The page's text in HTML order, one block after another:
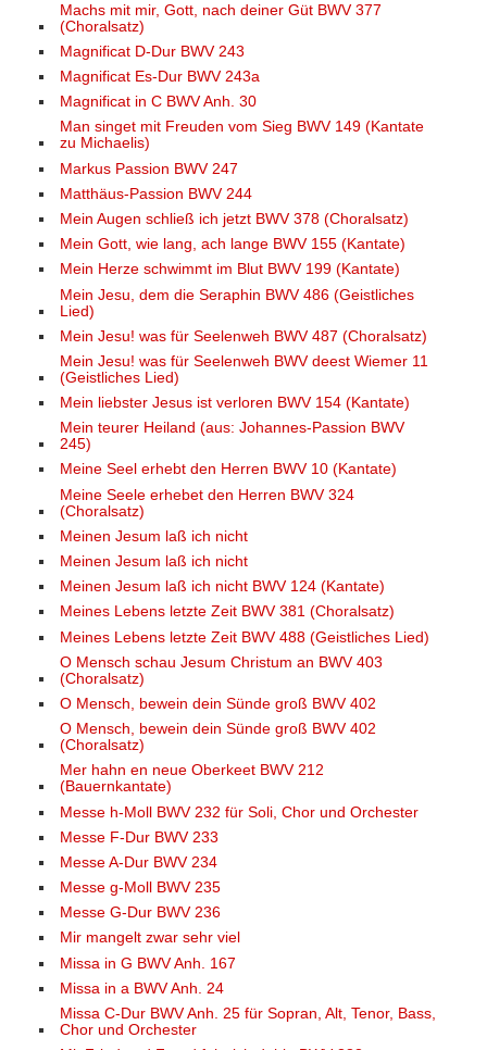
Machs mit mir, Gott, nach deiner Güt BWV 377
(Choralsatz)
Magnificat D-Dur BWV 243
Magnificat Es-Dur BWV 243a
Magnificat in C BWV Anh. 30
Man singet mit Freuden vom Sieg BWV 149 (Kantate
zu Michaelis)
Markus Passion BWV 247
Matthäus-Passion BWV 244
Mein Augen schließ ich jetzt BWV 378 (Choralsatz)
Mein Gott, wie lang, ach lange BWV 155 (Kantate)
Mein Herze schwimmt im Blut BWV 199 (Kantate)
Mein Jesu, dem die Seraphin BWV 486 (Geistliches
Lied)
Mein Jesu! was für Seelenweh BWV 487 (Choralsatz)
Mein Jesu! was für Seelenweh BWV deest Wiemer 11
(Geistliches Lied)
Mein liebster Jesus ist verloren BWV 154 (Kantate)
Mein teurer Heiland (aus: Johannes-Passion BWV
245)
Meine Seel erhebt den Herren BWV 10 (Kantate)
Meine Seele erhebet den Herren BWV 324
(Choralsatz)
Meinen Jesum laß ich nicht
Meinen Jesum laß ich nicht
Meinen Jesum laß ich nicht BWV 124 (Kantate)
Meines Lebens letzte Zeit BWV 381 (Choralsatz)
Meines Lebens letzte Zeit BWV 488 (Geistliches Lied)
O Mensch schau Jesum Christum an BWV 403
(Choralsatz)
O Mensch, bewein dein Sünde groß BWV 402
O Mensch, bewein dein Sünde groß BWV 402
(Choralsatz)
Mer hahn en neue Oberkeet BWV 212
(Bauernkantate)
Messe h-Moll BWV 232 für Soli, Chor und Orchester
Messe F-Dur BWV 233
Messe A-Dur BWV 234
Messe g-Moll BWV 235
Messe G-Dur BWV 236
Mir mangelt zwar sehr viel
Missa in G BWV Anh. 167
Missa in a BWV Anh. 24
Missa C-Dur BWV Anh. 25 für Sopran, Alt, Tenor, Bass,
Chor und Orchester